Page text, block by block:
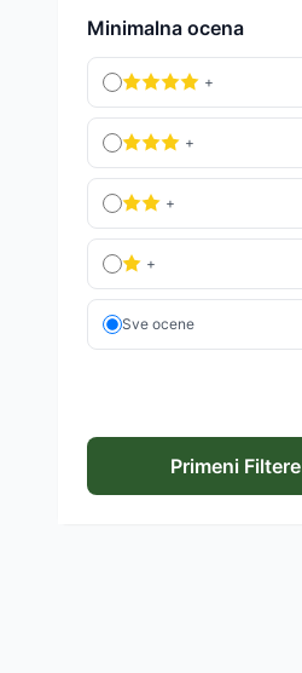
Minimalna ocena
+
+
+
+
Sve ocene
Primeni Filtere